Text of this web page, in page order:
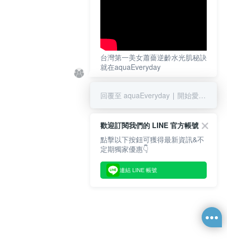
台灣第一美女蕭薔逆齡水光肌秘訣
就在aquaEveryday
回覆至 aquaEveryday ∣ 開始愛上我的水光肌
歡迎訂閱我們的 LINE 官方帳號
點擊以下按鈕可獲得最新資訊&不
定期獨家優惠👇
連結 LINE 帳號